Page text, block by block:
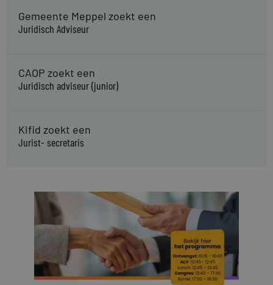
Gemeente Meppel zoekt een
Juridisch Adviseur
CAOP zoekt een
Juridisch adviseur (junior)
Kifid zoekt een
Jurist- secretaris